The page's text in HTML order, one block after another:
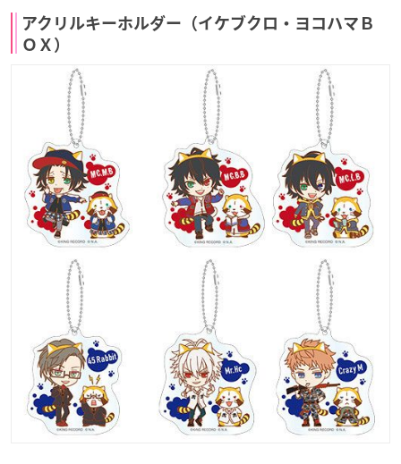
アクリルキーホルダー（イケブクロ・ヨコハマＢ
ＯＸ）